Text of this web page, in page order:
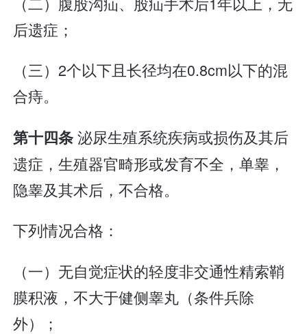
后遗症；
（三）2个以下且长径均在0.8cm以下的混
合痔。
第十四条泌尿生殖系统疾病或损伤及其后
遗症，生殖器官畸形或发育不全，单睾，
隐睾及其术后，不合格。
下列情况合格：
（一）无自觉症状的轻度非交通性精索鞘
膜积液，不大于健侧睾丸（条件兵除
外）；